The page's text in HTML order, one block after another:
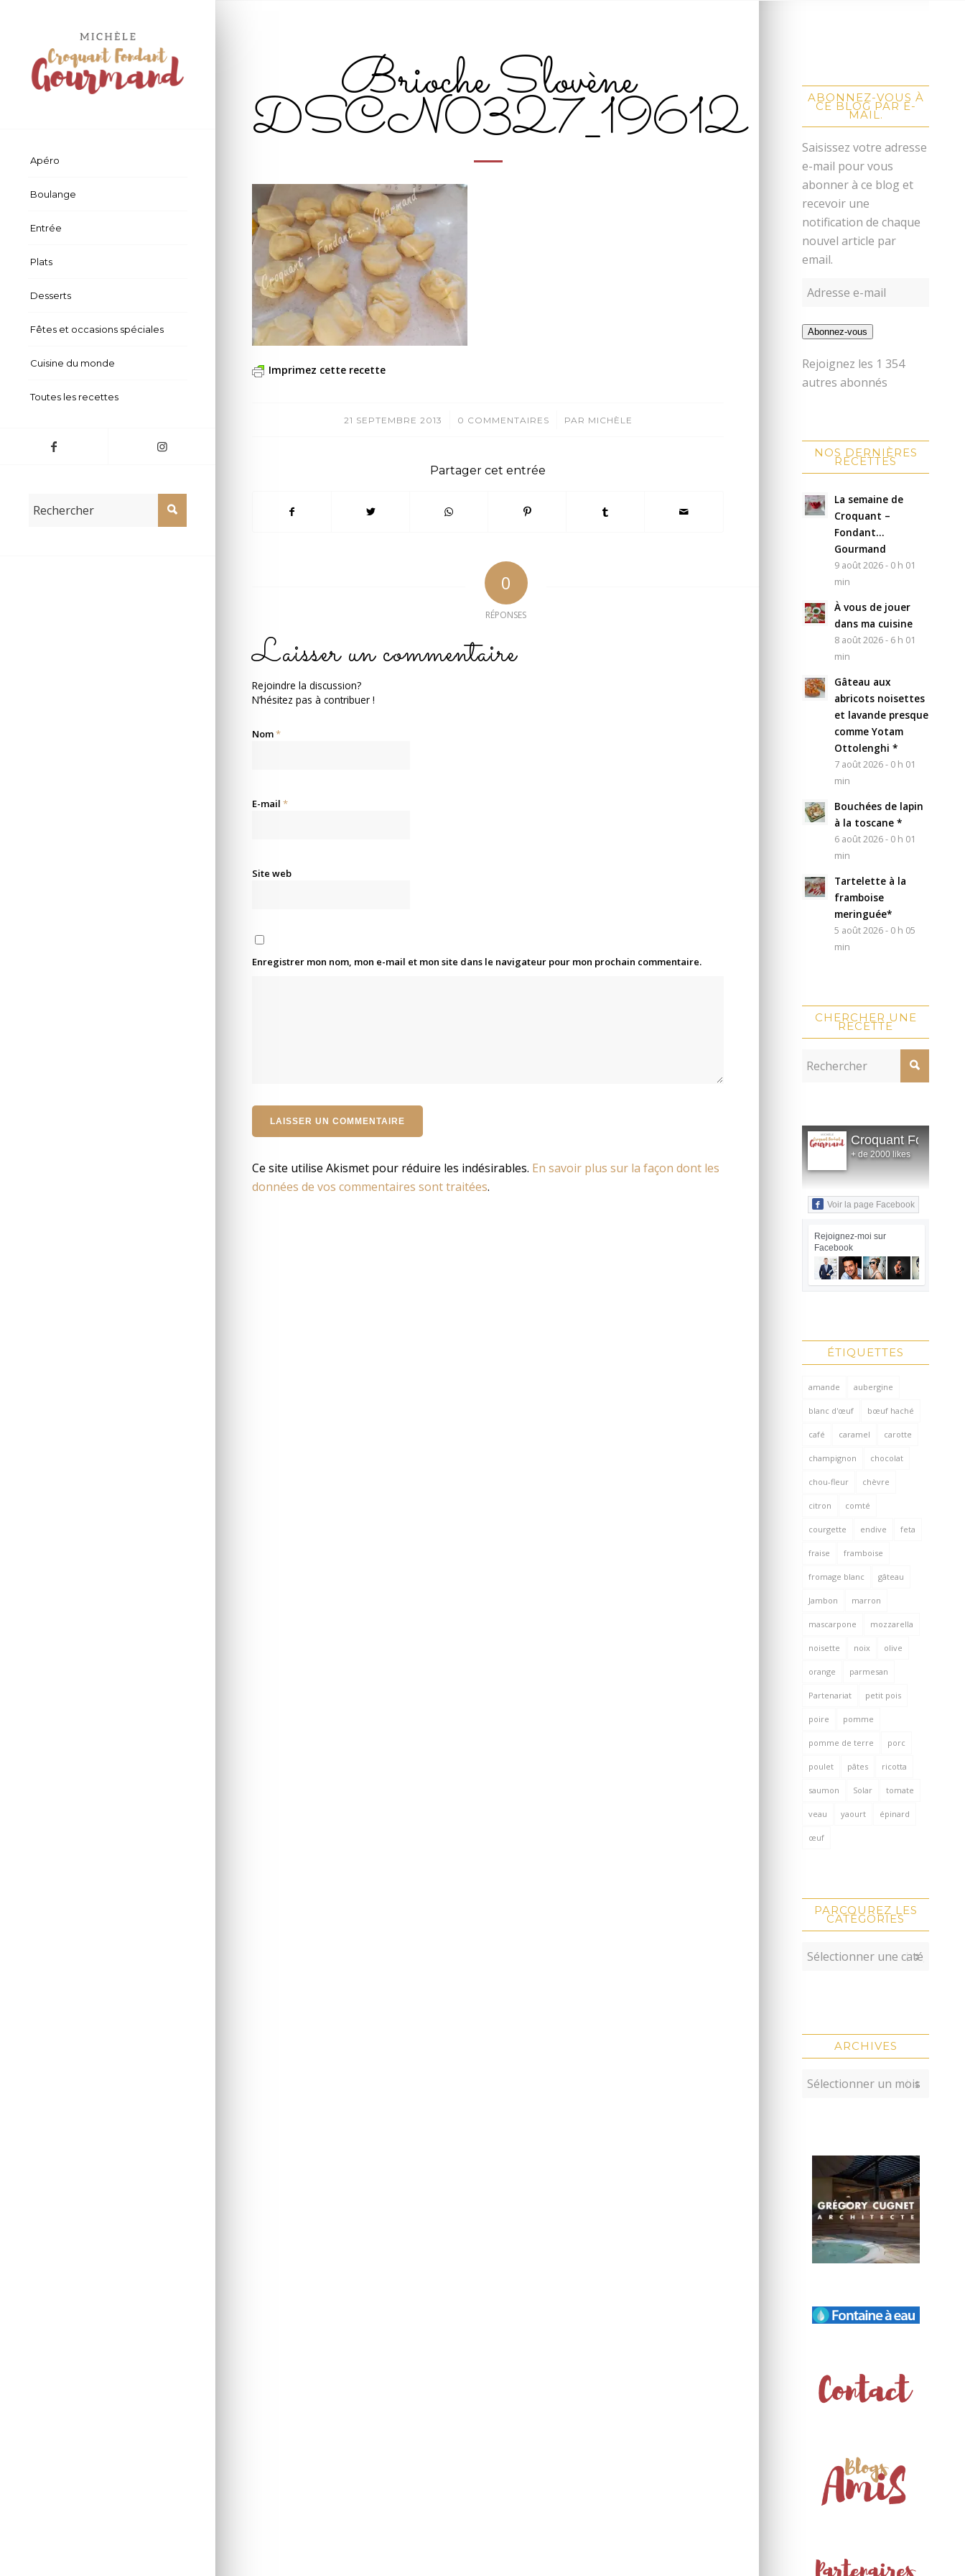
Apéro
Boulange
Entrée
Plats
Desserts
Fêtes et occasions spéciales
Cuisine du monde
Toutes les recettes
Brioche Slovène
DSCN0327_19612
Imprimez cette recette
21 SEPTEMBRE 2013
/ 0 COMMENTAIRES
/ PAR MICHÈLE
Partager cet entrée
0
RÉPONSES
Laisser un commentaire
Rejoindre la discussion?
N’hésitez pas à contribuer !
Nom*
E-mail *
Site web
Enregistrer mon nom, mon e-mail et mon site dans le navigateur pour mon prochain commentaire.
Ce site utilise Akismet pour réduire les indésirables. En savoir plus sur la façon dont les
données de vos commentaires sont traitées.
ABONNEZ-VOUS À
CE BLOG PAR E-
MAIL.
Saisissez votre adresse
e-mail pour vous
abonner à ce blog et
recevoir une
notification de chaque
nouvel article par
email.
Abonnez-vous
Rejoignez les 1 354
autres abonnés
NOS DERNIÈRES
RECETTES
La semaine de
Croquant –
Fondant…
Gourmand
9 août 2026 - 0 h 01
min
À vous de jouer
dans ma cuisine
8 août 2026 - 6 h 01
min
Gâteau aux
abricots noisettes
et lavande presque
comme Yotam
Ottolenghi *
7 août 2026 - 0 h 01
min
Bouchées de lapin
à la toscane *
6 août 2026 - 0 h 01
min
Tartelette à la
framboise
meringuée*
5 août 2026 - 0 h 05
min
CHERCHER UNE
RECETTE
Croquant Fondant
+ de 2000 likes
Voir la page Facebook
Rejoignez-moi sur
Facebook
ÉTIQUETTES
amande aubergine
blanc d'œuf bœuf haché
café caramel carotte
champignon chocolat
chou-fleur chèvre
citron comté
courgette endive feta
fraise framboise
fromage blanc gâteau
Jambon marron
mascarpone mozzarella
noisette noix olive
orange parmesan
Partenariat petit pois
poire pomme
pomme de terre porc
poulet pâtes ricotta
saumon Solar tomate
veau yaourt épinard
œuf
PARCOUREZ LES
CATÉGORIES
ARCHIVES